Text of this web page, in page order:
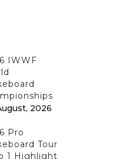
IWWF
2026
Pro
Tour
1 Highlight